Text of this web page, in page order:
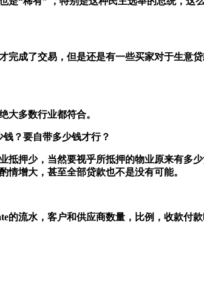
完成了交易，但是还是有一些买家对于生意
大多数行业都符合。
？要自带多少钱才行？
抵押少，当然要视乎所抵押的物业原来有多
情增大，甚至全部贷款也不是没有可能。
的流水，客户和供应商数量，比例，收款付